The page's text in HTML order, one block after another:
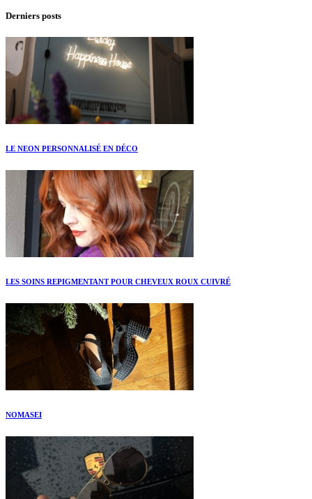
Derniers posts
LE NEON PERSONNALISÉ EN DÉCO
LES SOINS REPIGMENTANT POUR CHEVEUX ROUX CUIVRÉ
NOMASEI